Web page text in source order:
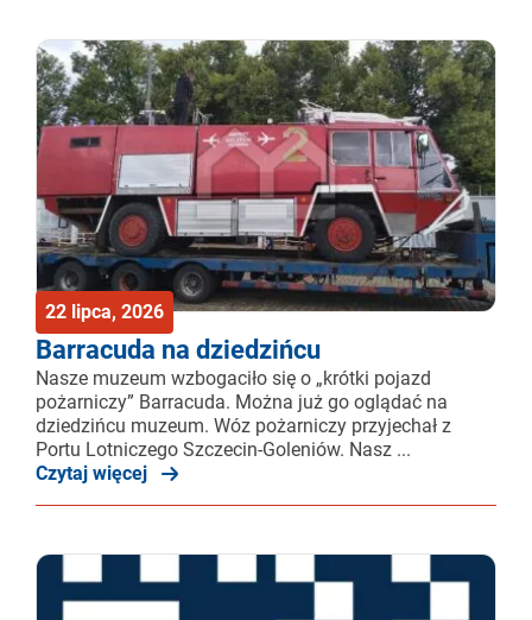
22 lipca, 2026
Barracuda na dziedzińcu
Nasze muzeum wzbogaciło się o „krótki pojazd
pożarniczy” Barracuda. Można już go oglądać na
dziedzińcu muzeum. Wóz pożarniczy przyjechał z
Portu Lotniczego Szczecin-Goleniów. Nasz ...
Czytaj więcej